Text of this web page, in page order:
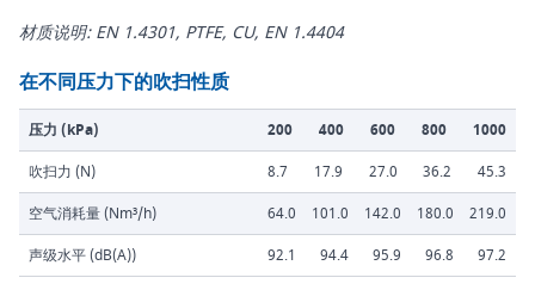
材质说明: EN 1.4301, PTFE, CU, EN 1.4404
在不同压力下的吹扫性质
压力 (kPa) 200 400 600 800
1000
吹扫力 (N)
8.7 17.9 27.0 36.2
45.3
空气消耗量 (Nm³/h)
64.0 101.0 142.0 180.0
219.0
声级水平 (dB(A))
92.1 94.4 95.9 96.8 97.2